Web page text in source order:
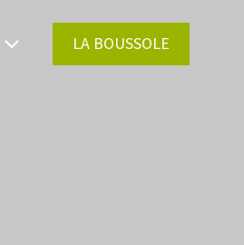
LA BOUSSOLE